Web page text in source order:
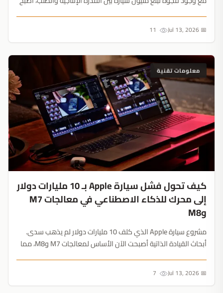
📅 Jul 13, 2026
معلومات تقنية
كيف تحول فشل سيارة Apple بـ 10 مليارات دولار
إلى محرك للذكاء الاصطناعي في معالجات M7
وM8
مشروع سيارة Apple الذي كلف 10 مليارات دولار لم يذهب سدى.
أبحاث القيادة الذاتية أصبحت الآن الأساس لمعالجات M7 وM8، مما
📅 Jul 13, 2026